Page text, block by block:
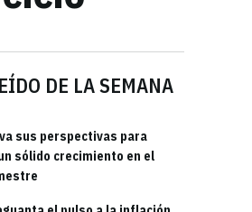
DE LA SEMANA
sus perspectivas para
sólido crecimiento en el